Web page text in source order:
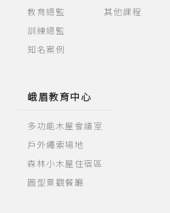
教育總監
訓練總監
知名案例
其他課程
峨眉教育中心
多功能木屋會議室
戶外繩索場地
森林小木屋住宿區
圓型景觀餐廳